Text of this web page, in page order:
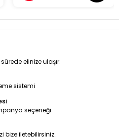
elinize ulaşır.
sistemi
seçeneği
bize iletebilirsiniz.